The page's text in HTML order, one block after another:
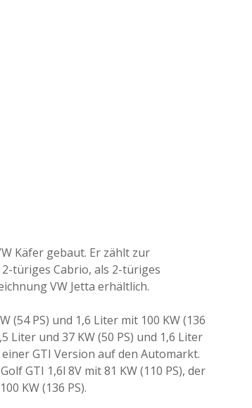
Käfer gebaut. Er zählt zur
türiges Cabrio, als 2-türiges
VW Jetta erhältlich.
PS) und 1,6 Liter mit 100 KW (136
Liter und 37 KW (50 PS) und 1,6 Liter
GTI Version auf den Automarkt.
GTI 1,6l 8V mit 81 KW (110 PS), der
KW (136 PS).